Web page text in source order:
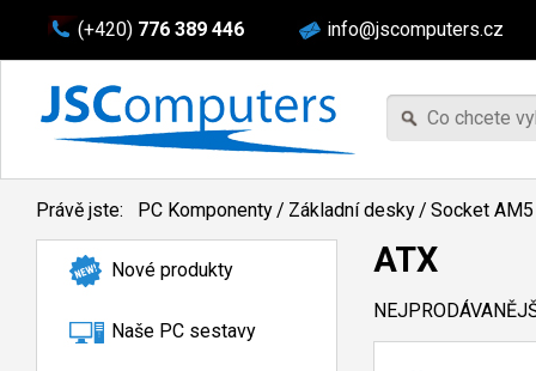
(+420) 776 389 446 info@jscomputers.cz
Právě jste: PC Komponenty/ Základní desky/ Socket AM5
Nové produkty
Naše PC sestavy
ATX